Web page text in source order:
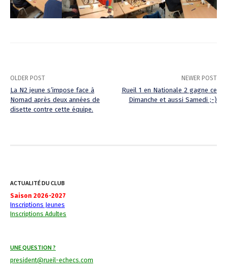
P
n
a
v
g
OLDER POST
La N2 jeune s’impose face à
Nomad après deux années de
disette contre cette équipe.
NEWER POST
Rueil 1 en Nationale 2 gagne ce
Dimanche et aussi Samedi ;-)
ACTUALITÉ DU CLUB
Saison 2026-2027
Inscriptions Jeunes
Inscriptions Adultes
UNE QUESTION ?
president@rueil-echecs.com